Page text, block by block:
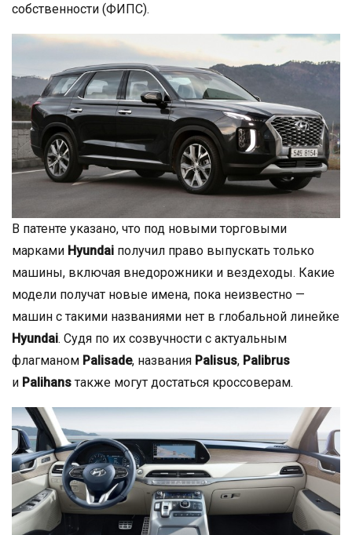
собственности (ФИПС).
В патенте указано, что под новыми торговыми
марками Hyundai получил право выпускать только
машины, включая внедорожники и вездеходы. Какие
модели получат новые имена, пока неизвестно —
машин с такими названиями нет в глобальной линейке
Hyundai. Судя по их созвучности с актуальным
флагманом Palisade, названия Palisus, Palibrus
и Palihans также могут достаться кроссоверам.